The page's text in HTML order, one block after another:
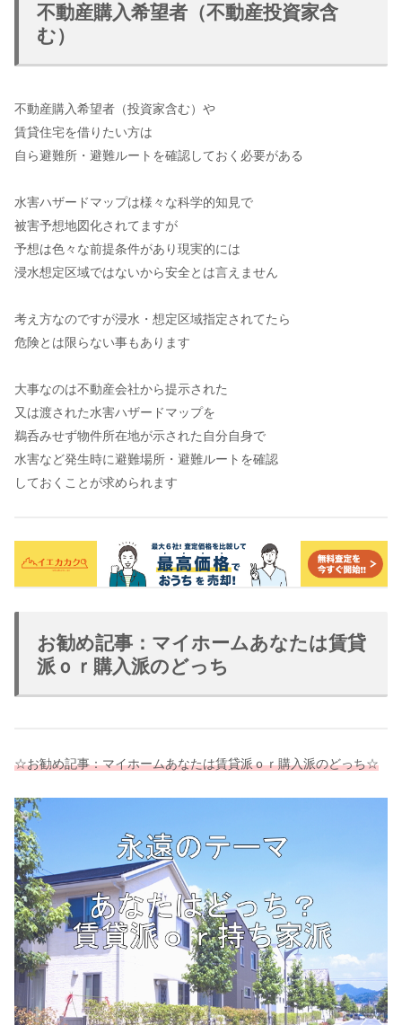
不動産購入希望者（不動産投資家含
む）
不動産購入希望者（投資家含む）や
賃貸住宅を借りたい方は
自ら避難所・避難ルートを確認しておく必要がある
水害ハザードマップは様々な科学的知見で
被害予想地図化されてますが
予想は色々な前提条件があり現実的には
浸水想定区域ではないから安全とは言えません
考え方なのですが浸水・想定区域指定されてたら
危険とは限らない事もあります
大事なのは不動産会社から提示された
又は渡された水害ハザードマップを
鵜呑みせず物件所在地が示された自分自身で
水害など発生時に避難場所・避難ルートを確認
しておくことが求められます
お勧め記事：マイホームあなたは賃貸
派ｏｒ購入派のどっち
☆お勧め記事：マイホームあなたは賃貸派ｏｒ購入派のどっち☆